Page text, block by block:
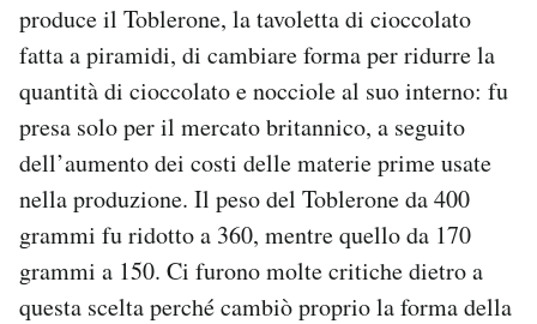
produce il Toblerone, la tavoletta di cioccolato
fatta a piramidi, di cambiare forma per ridurre la
quantità di cioccolato e nocciole al suo interno: fu
presa solo per il mercato britannico, a seguito
dell’aumento dei costi delle materie prime usate
nella produzione. Il peso del Toblerone da 400
grammi fu ridotto a 360, mentre quello da 170
grammi a 150. Ci furono molte critiche dietro a
questa scelta perché cambiò proprio la forma della